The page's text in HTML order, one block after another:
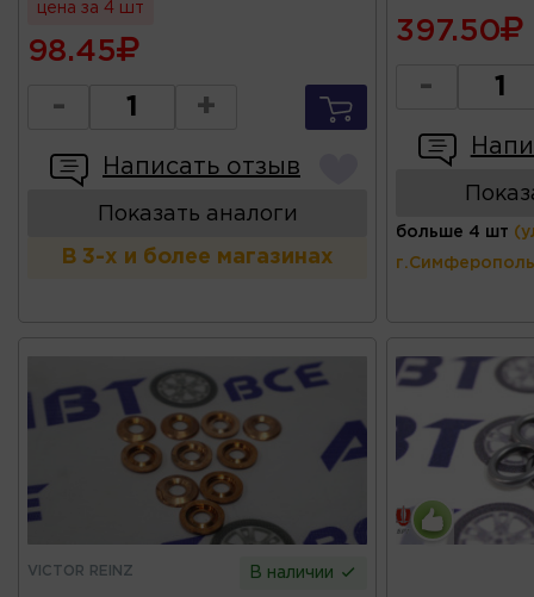
цена за 4 шт
98.45
- +
Написать отзыв
Показать аналоги
В 3-х и более магазинах
397.50
-
больше 4 шт
VICTOR REINZ В наличии